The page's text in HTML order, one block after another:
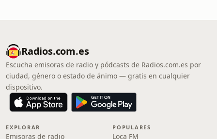
Radios.com.es
Escucha emisoras de radio y pódcasts de Radios.com.es por
ciudad, género o estado de ánimo — gratis en cualquier
dispositivo.
EXPLORAR
Emisoras de radio
POPULARES
Loca FM